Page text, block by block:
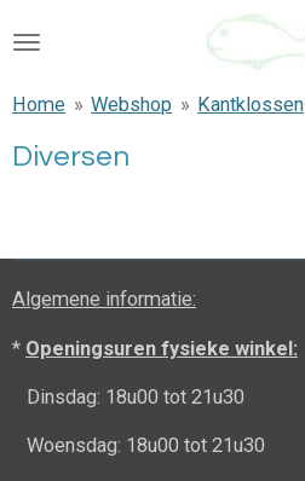
direct
de
hoofdinhoud
Home » Webshop » Kantklossen
Diversen
Algemene informatie:
* Openingsuren fysieke winkel:
Dinsdag: 18u00 tot 21u30
Woensdag: 18u00 tot 21u30